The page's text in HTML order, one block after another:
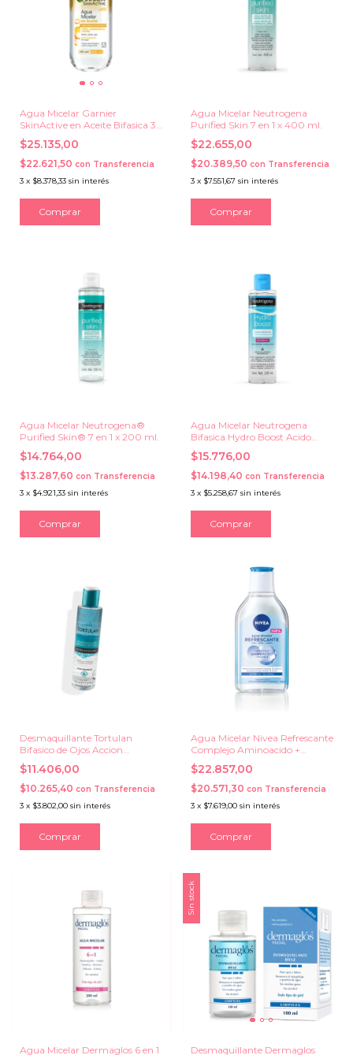
Agua Micelar Garnier
SkinActive en Aceite Bifasica 3
en 1 x 400 ml.
$25.135,00
$22.621,50 con Transferencia
3 x $8.378,33 sin interés
Agua Micelar Neutrogena
Purified Skin 7 en 1 x 400 ml.
$22.655,00
$20.389,50 con Transferencia
3 x $7.551,67 sin interés
Agua Micelar Neutrogena®
Purified Skin® 7 en 1 x 200 ml.
$14.764,00
$13.287,60 con Transferencia
3 x $4.921,33 sin interés
Agua Micelar Neutrogena
Bifasica Hydro Boost Acido
Hialuronico x 200 ml.
$15.776,00
$14.198,40 con Transferencia
3 x $5.258,67 sin interés
Desmaquillante Tortulan
Bifasico de Ojos Accion
Instantanea x 150 ml.
$11.406,00
$10.265,40 con Transferencia
3 x $3.802,00 sin interés
Agua Micelar Nivea Refrescante
Complejo Aminoacido +
Vitamina E x 400 ml.
$22.857,00
$20.571,30 con Transferencia
3 x $7.619,00 sin interés
Agua Micelar Dermaglos 6 en 1
Sin stock
Desmaquillante Dermaglos